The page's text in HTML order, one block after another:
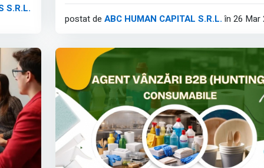
Tech
S.R.L.
Inițiativă și disponibilitate pentru activitate de teren;
Cunoștințe IT: operare PC (MS Office);
Cunoașterea limbii engleze la nivel mediu–avansat.
Responsabilitățile jobului:
Afișează tot
postat de ABC HUMAN CAPITAL S.R.L. în 26 Mar